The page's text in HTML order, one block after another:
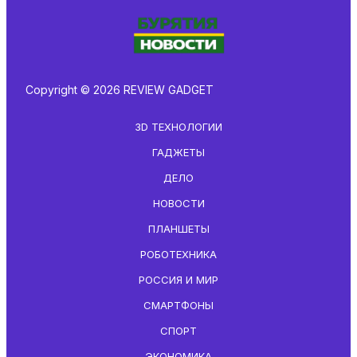
Copyright © 2026 REVIEW GADGET
3D ТЕХНОЛОГИИ
ГАДЖЕТЫ
ДЕЛО
НОВОСТИ
ПЛАНШЕТЫ
РОБОТЕХНИКА
РОССИЯ И МИР
СМАРТФОНЫ
СПОРТ